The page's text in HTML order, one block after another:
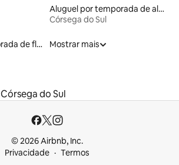
Aluguel por temporada de alojamentos ecológicos
Córsega do Sul
Aluguel por temporada de flats
Mostrar mais
Córsega do Sul
© 2026 Airbnb, Inc.
Privacidade
Termos